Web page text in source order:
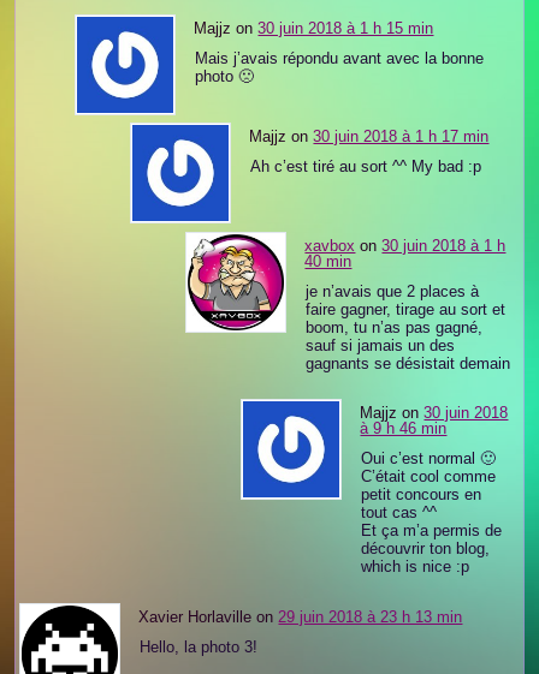
Majjz on30 juin 2018 à 1 h 15 min
Mais j’avais répondu avant avec la bonne
photo 🙁
Majjz on30 juin 2018 à 1 h 17 min
Ah c’est tiré au sort ^^ My bad :p
xavbox on30 juin 2018 à 1 h
40 min
je n’avais que 2 places à
faire gagner, tirage au sort et
boom, tu n’as pas gagné,
sauf si jamais un des
gagnants se désistait demain
Majjz on30 juin 2018
à 9 h 46 min
Oui c’est normal 🙂
C’était cool comme
petit concours en
tout cas ^^
Et ça m’a permis de
découvrir ton blog,
which is nice :p
Xavier Horlaville on 29 juin 2018 à 23 h 13 min
Hello, la photo 3!